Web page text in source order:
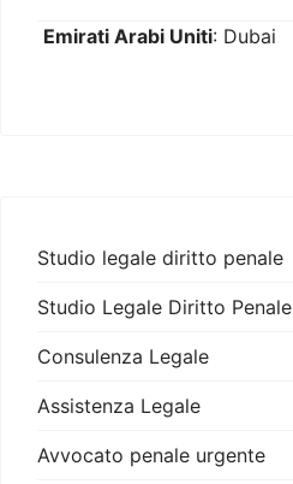
Emirati Arabi Uniti: Dubai
Studio legale diritto penale
Studio Legale Diritto Penale
Consulenza Legale
Assistenza Legale
Avvocato penale urgente